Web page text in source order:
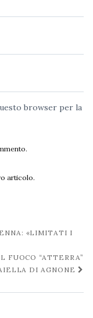
browser per la
articolo.
«LIMITATI I
FUOCO “ATTERRA”
DI AGNONE